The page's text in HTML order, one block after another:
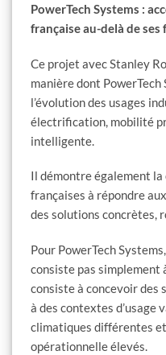
PowerTech Systems :
française au-delà de
Ce projet avec Stanley
manière dont PowerTech
l’évolution des usages
électrification, mobilité
intelligente.
Il démontre également
françaises à répondre
des solutions concrètes,
Pour PowerTech
consiste pas simplement
consiste à concevoir des
à des contextes d’usage
climatiques différentes et
opérationnelle élevés.